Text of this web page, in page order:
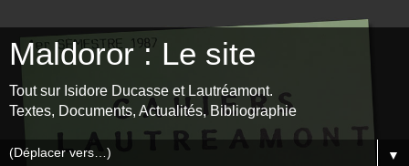
Maldoror : Le site
Tout sur Isidore Ducasse et Lautréamont.
Textes, Documents, Actualités, Bibliographie
▼